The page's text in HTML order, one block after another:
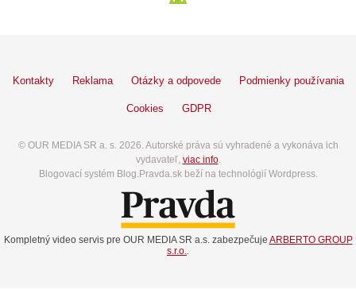
Kontakty Reklama Otázky a odpovede Podmienky používania
Cookies GDPR
© OUR MEDIA SR a. s. 2026. Autorské práva sú vyhradené a vykonáva ich
vydavateľ, viac info.
Blogovací systém Blog.Pravda.sk beží na technológií Wordpress.
Kompletný video servis pre OUR MEDIA SR a.s. zabezpečuje ARBERTO GROUP
s.r.o..